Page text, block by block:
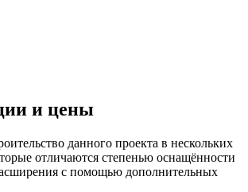
и цены
данного проекта в нескольких
отличаются степенью оснащённости
с помощью дополнительных